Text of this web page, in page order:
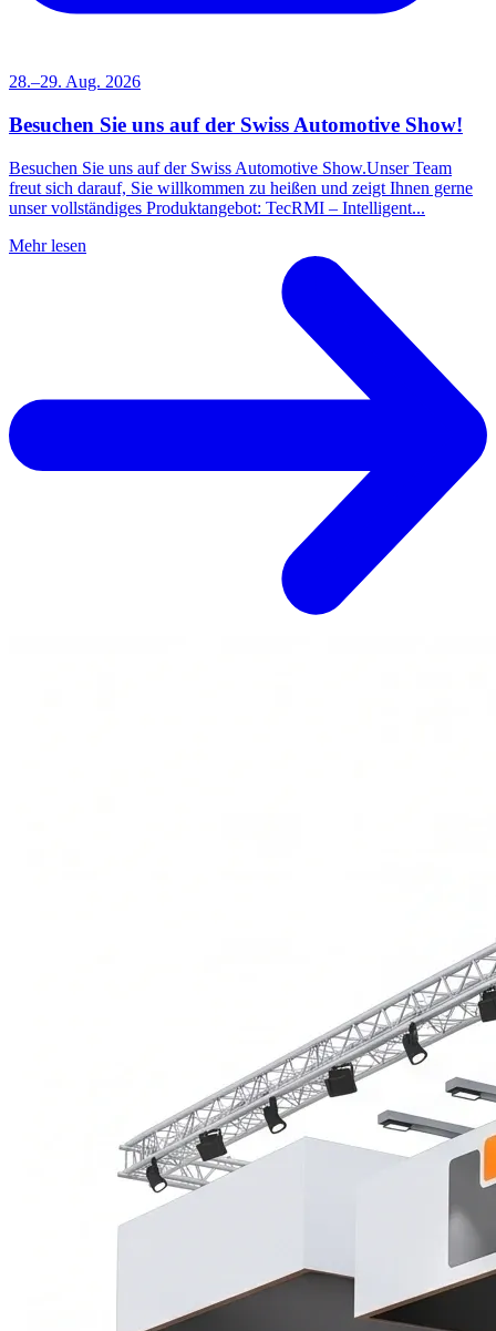
28.–29. Aug. 2026
Besuchen Sie uns auf der Swiss Automotive Show!
Besuchen Sie uns auf der Swiss Automotive Show.Unser Team
freut sich darauf, Sie willkommen zu heißen und zeigt Ihnen gerne
unser vollständiges Produktangebot: TecRMI – Intelligent...
Mehr lesen